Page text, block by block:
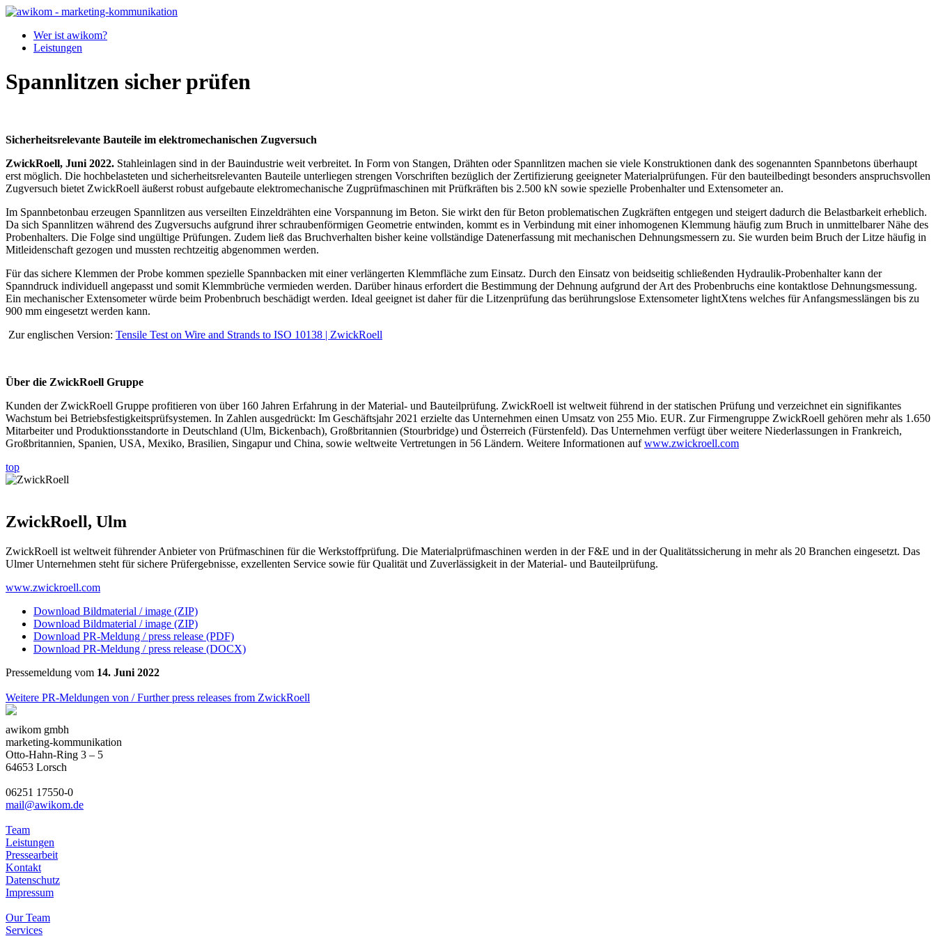
Wer ist awikom?
Leistungen
Spannlitzen sicher prüfen
Sicherheitsrelevante Bauteile im elektromechanischen Zugversuch
ZwickRoell, Juni 2022. Stahleinlagen sind in der Bauindustrie weit verbreitet. In Form von Stangen, Drähten oder Spannlitzen machen sie viele Konstruktionen dank des sogenannten Spannbetons überhaupt
erst möglich. Die hochbelasteten und sicherheitsrelevanten Bauteile unterliegen strengen Vorschriften bezüglich der Zertifizierung geeigneter Materialprüfungen. Für den bauteilbedingt besonders anspruchsvollen
Zugversuch bietet ZwickRoell äußerst robust aufgebaute elektromechanische Zugprüfmaschinen mit Prüfkräften bis 2.500 kN sowie spezielle Probenhalter und Extensometer an.
Im Spannbetonbau erzeugen Spannlitzen aus verseilten Einzeldrähten eine Vorspannung im Beton. Sie wirkt den für Beton problematischen Zugkräften entgegen und steigert dadurch die Belastbarkeit erheblich.
Da sich Spannlitzen während des Zugversuchs aufgrund ihrer schraubenförmigen Geometrie entwinden, kommt es in Verbindung mit einer inhomogenen Klemmung häufig zum Bruch in unmittelbarer Nähe des
Probenhalters. Die Folge sind ungültige Prüfungen. Zudem ließ das Bruchverhalten bisher keine vollständige Daten­erfassung mit mechanischen Dehnungsmessern zu. Sie wurden beim Bruch der Litze häufig in
Mitleidenschaft gezogen und mussten rechtzeitig abgenommen werden.
Für das sichere Klemmen der Probe kommen spezielle Spannbacken mit einer verlängerten Klemmfläche zum Einsatz. Durch den Einsatz von beidseitig schließenden Hydraulik-Probenhalter kann der
Spanndruck individuell angepasst und somit Klemmbrüche vermieden werden. Darüber hinaus erfordert die Bestimmung der Dehnung aufgrund der Art des Probenbruchs eine kontaktlose Dehnungsmessung.
Ein mechanischer Extensometer würde beim Probenbruch beschädigt werden. Ideal geeignet ist daher für die Litzenprüfung das berührungslose Extensometer lightXtens welches für Anfangsmesslängen bis zu
900 mm eingesetzt werden kann.
Zur englischen Version: Tensile Test on Wire and Strands to ISO 10138 | ZwickRoell
Über die ZwickRoell Gruppe
Kunden der ZwickRoell Gruppe profitieren von über 160 Jahren Erfahrung in der Material- und Bauteilprüfung. ZwickRoell ist weltweit führend in der statischen Prüfung und verzeichnet ein signifikantes
Wachstum bei Betriebsfestigkeits­prüfsystemen. In Zahlen ausgedrückt: Im Geschäftsjahr 2021 erzielte das Unternehmen einen Umsatz von 255 Mio. EUR. Zur Firmengruppe ZwickRoell gehören mehr als 1.650
Mitarbeiter und Produktionsstandorte in Deutschland (Ulm, Bickenbach), Großbritannien (Stourbridge) und Österreich (Fürstenfeld). Das Unternehmen verfügt über weitere Niederlassungen in Frankreich,
Großbritannien, Spanien, USA, Mexiko, Brasilien, Singapur und China, sowie weltweite Vertretungen in 56 Ländern. Weitere Informationen aufwww.zwickroell.com
top
ZwickRoell, Ulm
ZwickRoell ist weltweit führender Anbieter von Prüfmaschinen für die Werkstoffprüfung. Die Materialprüfmaschinen werden in der F&E und in der Qualitätssicherung in mehr als 20 Branchen eingesetzt. Das
Ulmer Unternehmen steht für sichere Prüfergebnisse, exzellenten Service sowie für Qualität und Zuverlässigkeit in der Material- und Bauteilprüfung.
www.zwickroell.com
Download Bildmaterial / image (ZIP)
Download Bildmaterial / image (ZIP)
Download PR-Meldung / press release (PDF)
Download PR-Meldung / press release (DOCX)
Pressemeldung vom 14. Juni 2022
Weitere PR-Meldungen von / Further press releases from ZwickRoell
awikom gmbh
marketing-kommunikation
Otto-Hahn-Ring 3 – 5
64653 Lorsch
06251 17550-0
mail@awikom.de
Team
Leistungen
Pressearbeit
Kontakt
Datenschutz
Impressum
Our Team
Services